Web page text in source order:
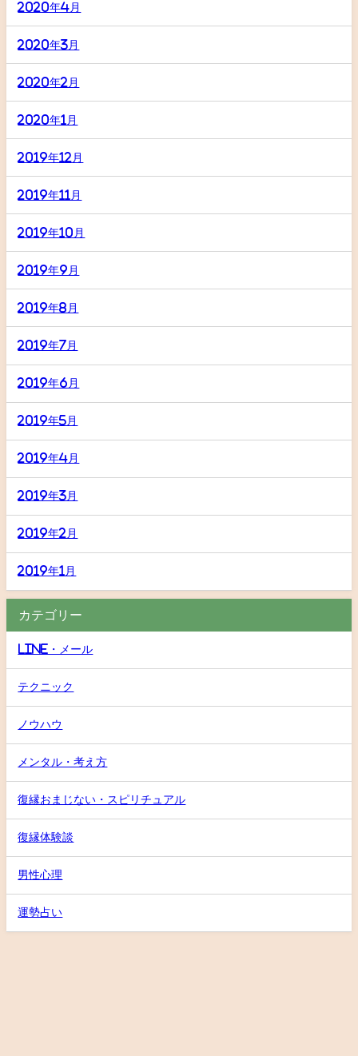
2020年4月
2020年3月
2020年2月
2020年1月
2019年12月
2019年11月
2019年10月
2019年9月
2019年8月
2019年7月
2019年6月
2019年5月
2019年4月
2019年3月
2019年2月
2019年1月
カテゴリー
LINE・メール
テクニック
ノウハウ
メンタル・考え方
復縁おまじない・スピリチュアル
復縁体験談
男性心理
運勢占い